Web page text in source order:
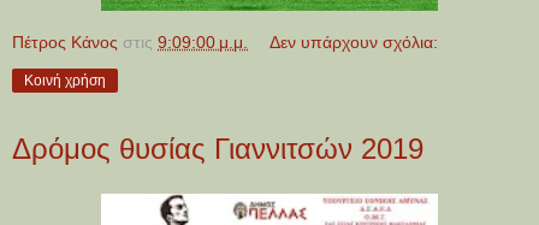
Πέτρος Κάνος στις 9:09:00 μ.μ. Δεν υπάρχουν σχόλια:
Κοινή χρήση
Δρόμος θυσίας Γιαννιτσών 2019